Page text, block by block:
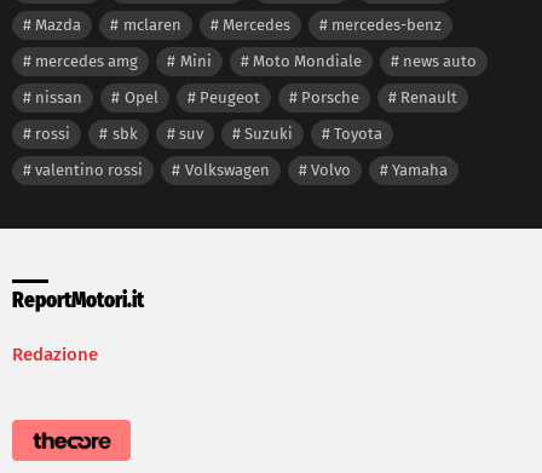
Mazda
mclaren Mercedes
mercedes-benz
mercedes amg
Mini Moto Mondiale
news auto
nissan
Opel Peugeot Porsche
Renault
rossi
sbk suv Suzuki
Toyota
valentino rossi
Volkswagen Volvo Yamaha
ReportMotori.it
Redazione